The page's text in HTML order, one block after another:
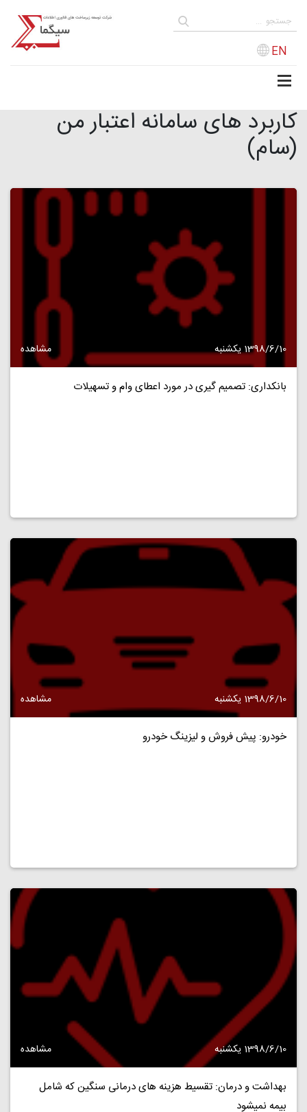
EN
کاربرد های سامانه اعتبار من
(سام)
1398/6/10 یکشنبه مشاهده
بانکداری: تصمیم گیری در مورد اعطای وام و تسهیلات
1398/6/10 یکشنبه مشاهده
خودرو: پیش فروش و لیزینگ خودرو
1398/6/10 یکشنبه مشاهده
بهداشت و درمان: تقسیط هزینه های درمانی سنگین که شامل
بیمه نمیشود